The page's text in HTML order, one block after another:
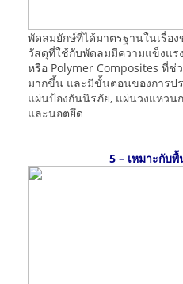
พัดลมยักษ์ที่ได้มาตรฐานในเรื่อ
วัสดุที่ใช้กับพัดลมมีความแข็งแร
หรือ Polymer Composites ที่ช่
มากขึ้น และมีขั้นตอนของการป
แผ่นป้องกันนิรภัย, แผ่นวงแหวน
และนอตยึด
5 – เหมาะกับ